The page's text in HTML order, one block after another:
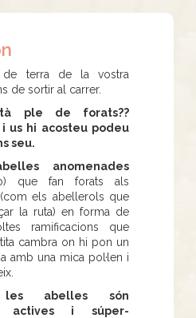
de terra de la vostra
de sortir al carrer.
ple de forats??
us hi acosteu podeu
seu.
anomenades
que fan forats als
els abellerols que
la ruta) en forma de
ramificacions que
cambra on hi pon un
amb una mica pol·len i
abelles són
actives i súper-